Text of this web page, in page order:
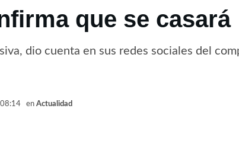
que se casará
dio cuenta en sus redes sociales del
en Actualidad